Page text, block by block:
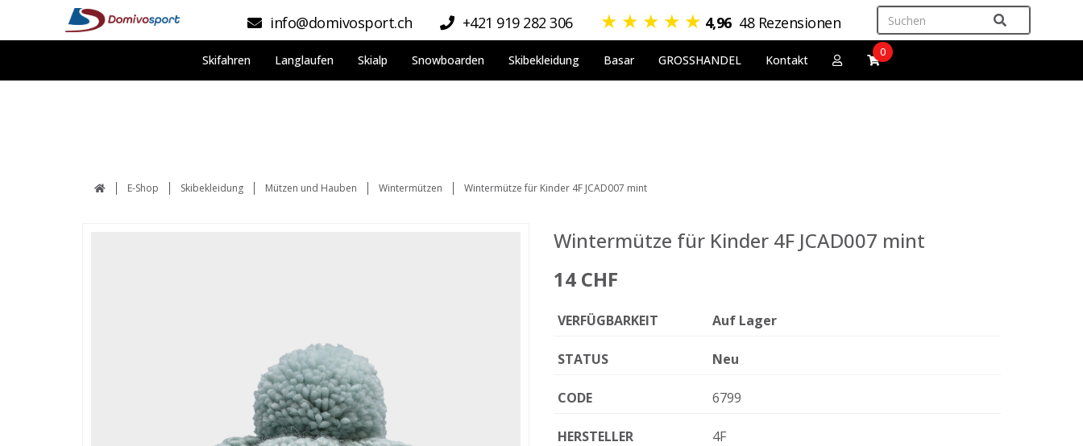
info@domivosport.ch +421 919 282 306 ★ ★ ★ ★ ★ 4,96 48 Rezensionen
Skifahren Langlaufen Skialp Snowboarden Skibekleidung Basar GROSSHANDEL Kontakt
0
E-Shop Skibekleidung Mützen und Hauben Wintermützen Wintermütze für Kinder 4F JCAD007 mint
Wintermütze für Kinder 4F JCAD007 mint
14 CHF
VERFÜGBARKEIT Auf Lager
STATUS Neu
CODE 6799
HERSTELLER 4F